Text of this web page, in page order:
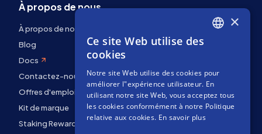
À propos de nous
À propos de nous
Blog
Docs
Contactez-nous
Offres d'emploi
Kit de marque
Staking Rewards
FRENCH
×
Ce site Web utilise des
cookies
Notre site Web utilise des cookies pour
améliorer l"expérience utilisateur. En
utilisant notre site Web, vous acceptez tous
les cookies conformément à notre Politique
relative aux cookies. En savoir plus